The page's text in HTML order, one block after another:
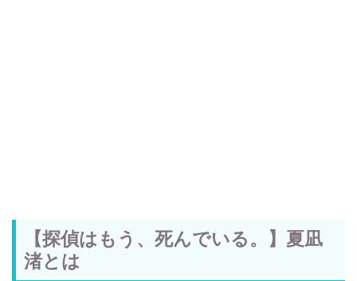
【探偵はもう、死んでいる。】夏凪
渚とは